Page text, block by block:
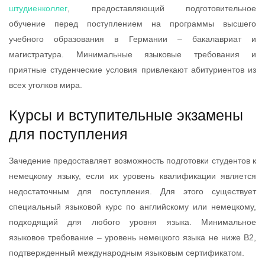
штудиенколлег , предоставляющий подготовительное
обучение перед поступлением на программы высшего
учебного образования в Германии – бакалавриат и
магистратура. Минимальные языковые требования и
приятные студенческие условия привлекают абитуриентов из
всех уголков мира.
Курсы и вступительные экзамены
для поступления
Зачедение предоставляет возможность подготовки студентов к
немецкому языку, если их уровень квалификации является
недостаточным для поступления. Для этого существует
специальный языковой курс по английскому или немецкому,
подходящий для любого уровня языка. Минимальное
языковое требование – уровень немецкого языка не ниже В2,
подтвержденный международным языковым сертификатом.